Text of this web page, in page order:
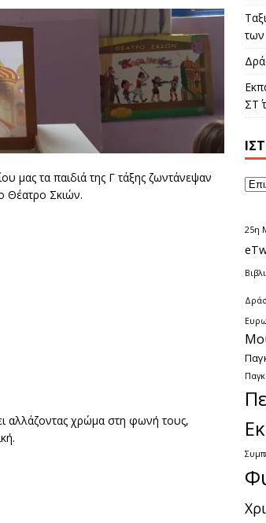
μας τα παιδιά της Γ τάξης ζωντάνεψαν
Θέατρο Σκιών.
αλλάζοντας χρώμα στη φωνή τους,
των
25η